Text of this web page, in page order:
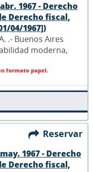
1967 - Derecho
Derecho fiscal,
04/1967])
.- Buenos Aires
moderna,
formato papel.
Reservar
1967 - Derecho
Derecho fiscal,